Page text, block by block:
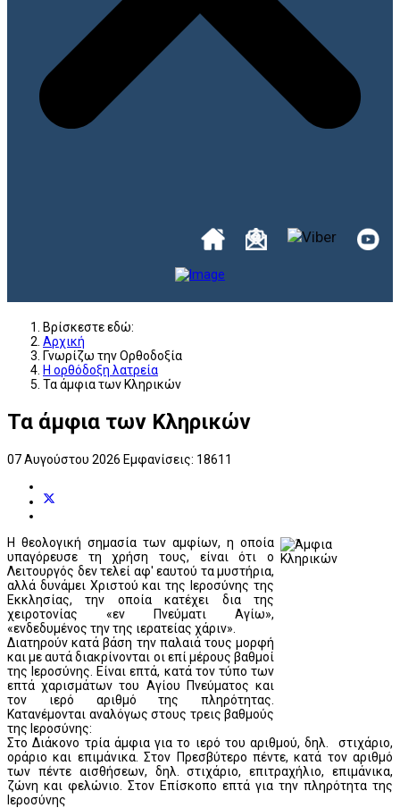
Βρίσκεστε εδώ:
Αρχική
Γνωρίζω την Ορθοδοξία
Η ορθόδοξη λατρεία
Τα άμφια των Κληρικών
Τα άμφια των Κληρικών
07 Αυγούστου 2026 Εμφανίσεις: 18611
Η θεολογική σημασία των αμφίων, η οποία
υπαγόρευσε τη χρήση τους, είναι ότι ο
Λειτουργός δεν τελεί αφ' εαυτού τα μυστήρια,
αλλά δυνάμει Χριστού και της Ιεροσύνης της
Εκκλησίας, την οποία κατέχει δια της
χειροτονίας «εν Πνεύματι Αγίω»,
«ενδεδυμένος την της ιερατείας χάριν».
Διατηρούν κατά βάση την παλαιά τους μορφή
και με αυτά διακρίνονται οι επί μέρους βαθμοί
της Ιεροσύνης. Είναι επτά, κατά τον τύπο των
επτά χαρισμάτων του Αγίου Πνεύματος και
τον ιερό αριθμό της πληρότητας.
Κατανέμονται αναλόγως στους τρεις βαθμούς
της Ιεροσύνης:
Στο Διάκονο τρία άμφια για το ιερό του αριθμού, δηλ. στιχάριο,
οράριο και επιμάνικα. Στον Πρεσβύτερο πέντε, κατά τον αριθμό
των πέντε αισθήσεων, δηλ. στιχάριο, επιτραχήλιο, επιμάνικα,
ζώνη και φελώνιο. Στον Επίσκοπο επτά για την πληρότητα της
Ιεροσύνης